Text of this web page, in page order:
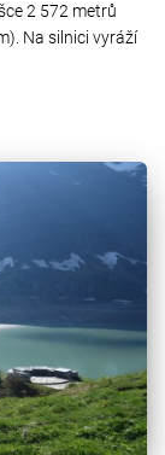
2 572 metrů
Na silnici vyráží